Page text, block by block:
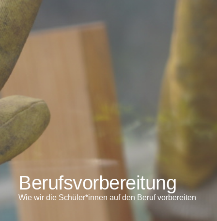
Berufsvorbereitung
Wie wir die Schüler*innen auf den Beruf vorbereiten